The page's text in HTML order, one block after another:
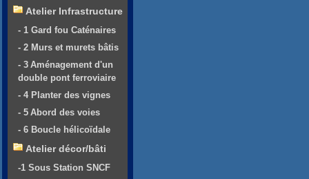
Atelier Infrastructure
- 1 Gard fou Caténaires
- 2 Murs et murets bâtis
- 3 Aménagement d'un
double pont ferroviaire
- 4 Planter des vignes
- 5 Abord des voies
- 6 Boucle hélicoïdale
Atelier décor/bâti
-1 Sous Station SNCF